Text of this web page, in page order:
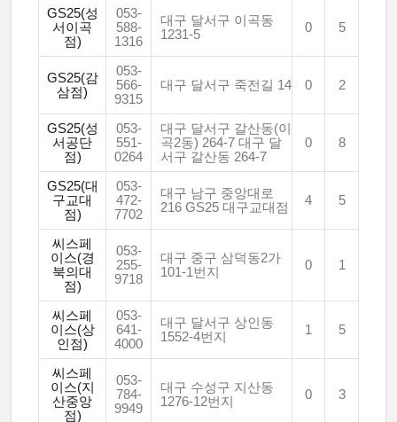
GS25(성
서이곡
점)
053-
588-
1316
대구 달서구 이곡동
1231-5
0 5
GS25(감
삼점)
053-
566-
9315
대구 달서구 죽전길 14 0 2
GS25(성
서공단
점)
053-
551-
0264
대구 달서구 갈산동(이
곡2동) 264-7 대구 달
서구 갈산동 264-7
0 8
GS25(대
구교대
점)
053-
472-
7702
대구 남구 중앙대로
216 GS25 대구교대점
4 5
씨스페
이스(경
북의대
점)
053-
255-
9718
대구 중구 삼덕동2가
101-1번지
0 1
씨스페
이스(상
인점)
053-
641-
4000
대구 달서구 상인동
1552-4번지
1 5
씨스페
이스(지
산중앙
점)
053-
784-
9949
대구 수성구 지산동
1276-12번지
0 3